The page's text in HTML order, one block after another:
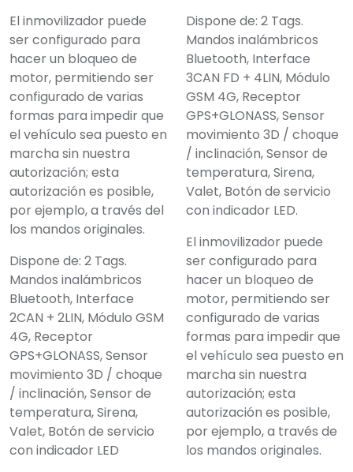
El inmovilizador puede
ser configurado para
hacer un bloqueo de
motor, permitiendo ser
configurado de varias
formas para impedir que
el vehículo sea puesto en
marcha sin nuestra
autorización; esta
autorización es posible,
por ejemplo, a través del
los mandos originales.
Dispone de: 2 Tags.
Mandos inalámbricos
Bluetooth, Interface
2CAN + 2LIN, Módulo GSM
4G, Receptor
GPS+GLONASS, Sensor
movimiento 3D / choque
/ inclinación, Sensor de
temperatura, Sirena,
Valet, Botón de servicio
con indicador LED
Dispone de: 2 Tags.
Mandos inalámbricos
Bluetooth, Interface
3CAN FD + 4LIN, Módulo
GSM 4G, Receptor
GPS+GLONASS, Sensor
movimiento 3D / choque
/ inclinación, Sensor de
temperatura, Sirena,
Valet, Botón de servicio
con indicador LED.
El inmovilizador puede
ser configurado para
hacer un bloqueo de
motor, permitiendo ser
configurado de varias
formas para impedir que
el vehículo sea puesto en
marcha sin nuestra
autorización; esta
autorización es posible,
por ejemplo, a través de
los mandos originales.